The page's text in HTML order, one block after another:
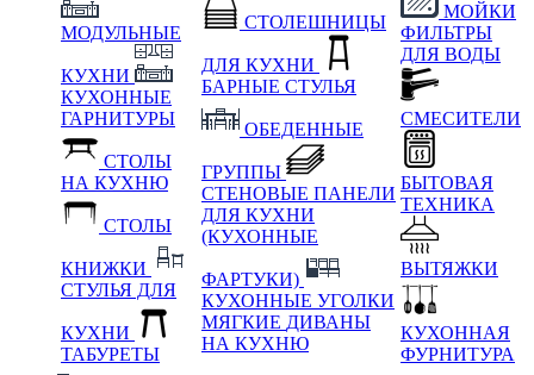
МОДУЛЬНЫЕ
КУХНИ
КУХОННЫЕ
ГАРНИТУРЫ
СТОЛЫ
НА КУХНЮ
СТОЛЫ
КНИЖКИ
СТУЛЬЯ ДЛЯ
КУХНИ
ТАБУРЕТЫ
СТОЛЕШНИЦЫ
ДЛЯ КУХНИ
БАРНЫЕ СТУЛЬЯ
ОБЕДЕННЫЕ
ГРУППЫ
СТЕНОВЫЕ ПАНЕЛИ
ДЛЯ КУХНИ
(КУХОННЫЕ
ФАРТУКИ)
КУХОННЫЕ УГОЛКИ
МЯГКИЕ ДИВАНЫ
НА КУХНЮ
МОЙКИ
ФИЛЬТРЫ
ДЛЯ ВОДЫ
СМЕСИТЕЛИ
БЫТОВАЯ
ТЕХНИКА
ВЫТЯЖКИ
КУХОННАЯ
ФУРНИТУРА